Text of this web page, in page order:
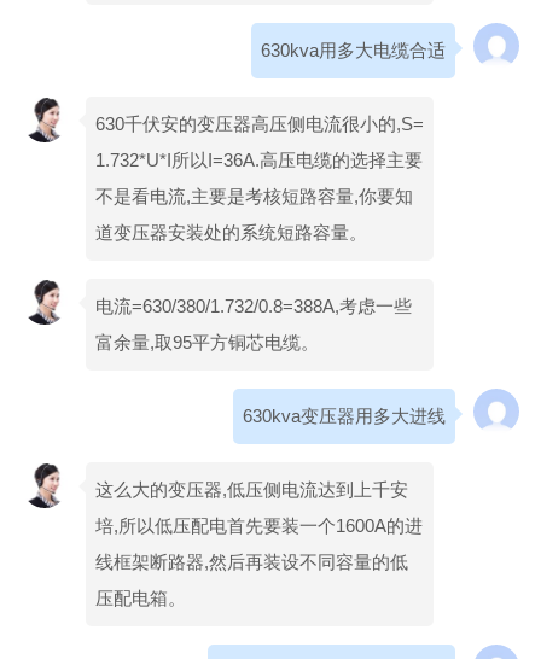
630kva用多大电缆合适
630千伏安的变压器高压侧电流很小的,S=
1.732*U*I所以I=36A.高压电缆的选择主要
不是看电流,主要是考核短路容量,你要知
道变压器安装处的系统短路容量。
电流=630/380/1.732/0.8=388A,考虑一些
富余量,取95平方铜芯电缆。
630kva变压器用多大进线
这么大的变压器,低压侧电流达到上千安
培,所以低压配电首先要装一个1600A的进
线框架断路器,然后再装设不同容量的低
压配电箱。